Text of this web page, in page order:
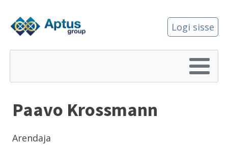
Logi sisse
Paavo Krossmann
Arendaja